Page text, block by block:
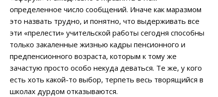
определенное число сообщений. Иначе как маразмом
это назвать трудно, и понятно, что выдерживать все
эти «прелести» учительской работы сегодня способны
только закаленные жизнью кадры пенсионного и
предпенсионного возраста, которым к тому же
зачастую просто особо некуда деваться. Те же, у кого
есть хоть какой-то выбор, терпеть весь творящийся в
школах дурдом отказываются.